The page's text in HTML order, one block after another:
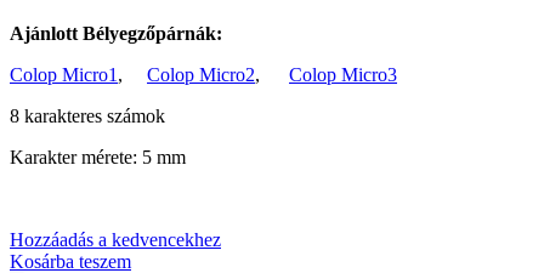
Ajánlott Bélyegzőpárnák:
Colop Micro1 , Colop Micro2, Colop Micro3
8 karakteres számok
Karakter mérete: 5 mm
Hozzáadás a kedvencekhez
Kosárba teszem